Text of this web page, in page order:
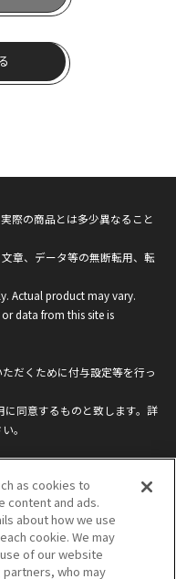
際の商品とは多少異なること
章、データ等の無断転用、転
Actual product may vary.
data from this site is
だくために付与設定等を行っ
同意するものと致します。詳
。
Do Not Sell or Share My
Personal Information
as cookies to
content and ads.
about how we use
cookie. We may
of our website
who may